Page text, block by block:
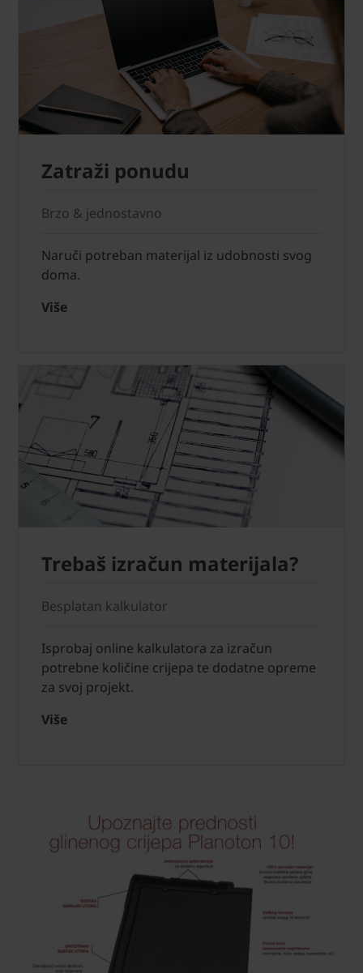
Zatraži ponudu
Brzo & jednostavno
Naruči potreban materijal iz udobnosti svog
doma.
Više
Trebaš izračun materijala?
Besplatan kalkulator
Isprobaj online kalkulatora za izračun
potrebne količine crijepa te dodatne opreme
za svoj projekt.
Više